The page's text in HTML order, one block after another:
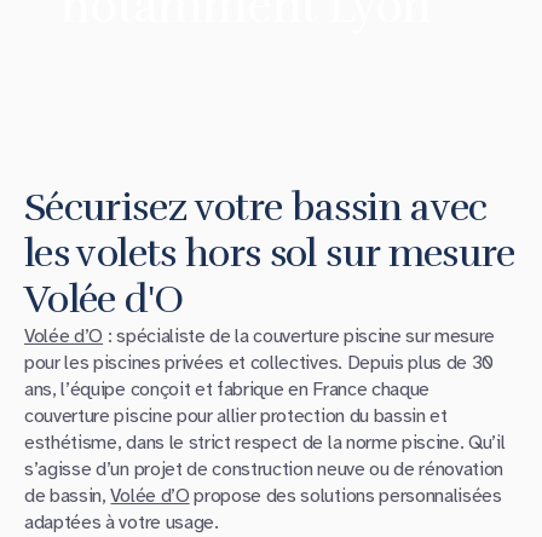
Sécurisez votre bassin avec
les volets hors sol sur mesure
Volée d'O
Volée d’O : spécialiste de la couverture piscine sur mesure
pour les piscines privées et collectives. Depuis plus de 30
ans, l’équipe conçoit et fabrique en France chaque
couverture piscine pour allier protection du bassin et
esthétisme, dans le strict respect de la norme piscine. Qu’il
s’agisse d’un projet de construction neuve ou de rénovation
de bassin,Volée d’O propose des solutions personnalisées
adaptées à votre usage.